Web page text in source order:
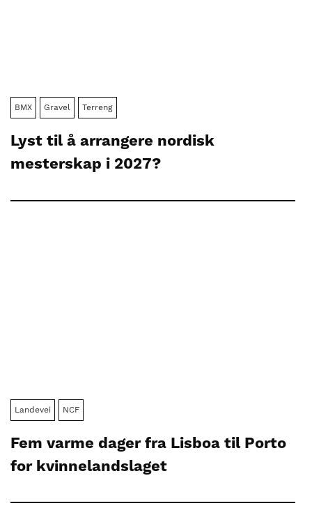
BMX Gravel Terreng
Lyst til å arrangere nordisk
mesterskap i 2027?
Landevei NCF
Fem varme dager fra Lisboa til Porto
for kvinnelandslaget